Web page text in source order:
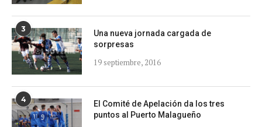
3
Una nueva jornada cargada de
sorpresas
19 septiembre, 2016
4
El Comité de Apelación da los tres
puntos al Puerto Malagueño